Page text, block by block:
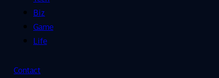
Biz
Game
Life
Contact